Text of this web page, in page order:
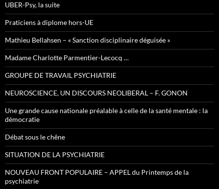
UBER-Psy, la suite
Praticiens à diplome hors-UE
Mathieu Bellahsen – « Sanction disciplinaire déguisée »
Madame Charlotte Parmentier-Lecocq …
GROUPE DE TRAVAIL PSYCHIATRIE
NEUROSCIENCE, UN DISCOURS NEOLIBERAL – F. GONON
Une grande cause nationale préalable à celle de la santé mentale : la
démocratie
Débat sous le chêne
SITUATION DE LA PSYCHIATRIE
NOUVEAU FRONT POPULAIRE – APPEL du Printemps de la
psychiatrie